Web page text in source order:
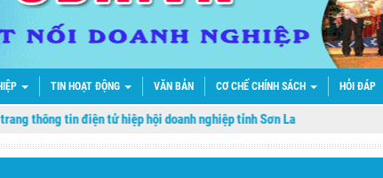
TIN HOẠT ĐỘNG VĂN BẢN CƠ CHẾ CHÍNH SÁCH HỎI ĐÁP
thông tin điện tử hiệp hội doanh nghiệp tỉnh Sơn La